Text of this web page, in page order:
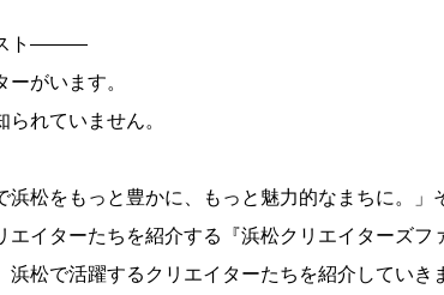
スト———
がいます。
れていません。
浜松をもっと豊かに、もっと魅力的なまちに。」
エイターたちを紹介する『浜松クリエイターズフ
松で活躍するクリエイターたちを紹介していき